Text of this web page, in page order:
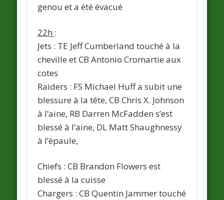
genou et a été évacué
22h :
Jets : TE Jeff Cumberland touché à la
cheville et CB Antonio Cromartie aux
cotes
Raiders : FS Michael Huff a subit une
blessure à la tête, CB Chris X. Johnson
à l’aine, RB Darren McFadden s’est
blessé à l’aine, DL Matt Shaughnessy
à l’épaule,
Chiefs : CB Brandon Flowers est
blessé à la cuisse
Chargers : CB Quentin Jammer touché